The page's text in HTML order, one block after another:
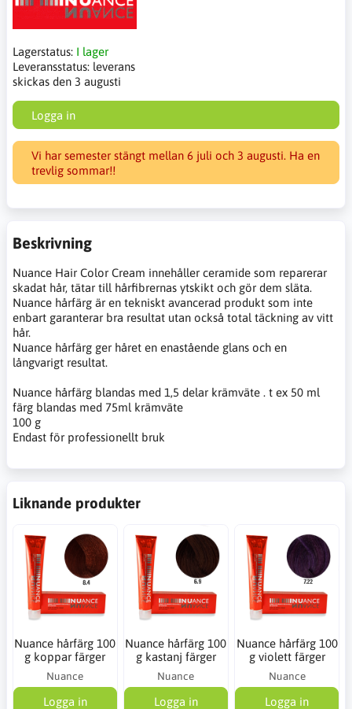
Lagerstatus: I lager
Leveransstatus: leverans
skickas den 3 augusti
Logga in
Vi har semester stängt mellan 6 juli och 3 augusti. Ha en
trevlig sommar!!
Beskrivning
Nuance Hair Color Cream innehåller ceramide som reparerar
skadat hår, tätar till hårfibrernas ytskikt och gör dem släta.
Nuance hårfärg är en tekniskt avancerad produkt som inte
enbart garanterar bra resultat utan också total täckning av vitt
hår.
Nuance hårfärg ger håret en enastående glans och en
långvarigt resultat.
Nuance hårfärg blandas med 1,5 delar krämväte . t ex 50 ml
färg blandas med 75ml krämväte
100 g
Endast för professionellt bruk
Liknande produkter
Nuance hårfärg 100
g koppar färger
Nuance
Logga in
Nuance hårfärg 100
g kastanj färger
Nuance
Logga in
Nuance hårfärg 100
g violett färger
Nuance
Logga in